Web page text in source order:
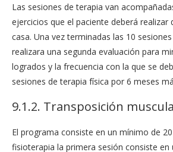
Las sesiones de terapia van
ejercicios que el paciente deberá realizar
casa. Una vez terminadas las 10
realizara una segunda evaluación para
logrados y la frecuencia con la que se
sesiones de terapia física por 6 meses
9.1.2. Transposición
El programa consiste en un mínimo de
fisioterapia la primera sesión consiste en